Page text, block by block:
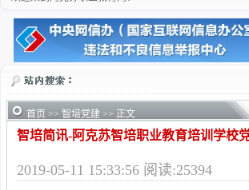
首页 >> 智培党建 >> 正文
智培简讯-阿克苏智培职业教育培训学校
2019-05-11 15:33:56 阅读:25394